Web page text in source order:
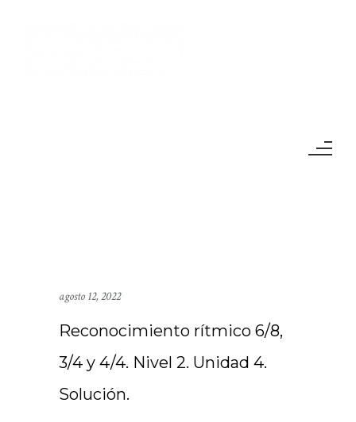
agosto 12, 2022
Reconocimiento rítmico 6/8,
3/4 y 4/4. Nivel 2. Unidad 4.
Solución.